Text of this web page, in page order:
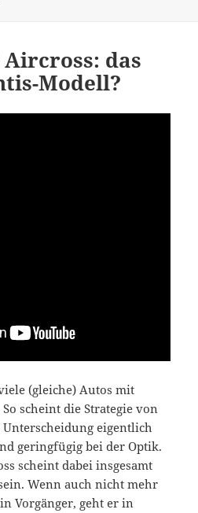
Aircross: das
Modell?
(gleiche) Autos mit
scheint die Strategie von
eigentlich
geringfügig bei der Optik.
scheint dabei insgesamt
Wenn auch nicht mehr
Vorgänger, geht er in